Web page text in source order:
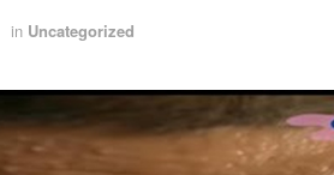
in Uncategorized